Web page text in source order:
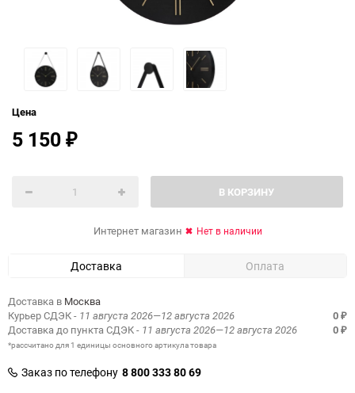
Цена
5 150 ₽
В КОРЗИНУ
Интернет магазин Нет в наличии
Доставка Оплата
Доставка в Москва
Курьер СДЭК- 11 августа 2026—12 августа 2026 0 ₽
Доставка до пункта СДЭК- 11 августа 2026—12 августа 2026 0 ₽
*рассчитано для 1 единицы основного артикула товара
Заказ по телефону 8 800 333 80 69